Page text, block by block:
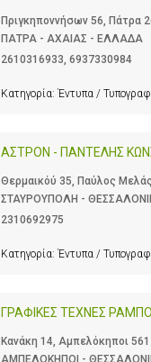
Πριγκηποννήσων 56, Πάτρα
ΠΑΤΡΑ - ΑΧΑΙΑΣ - ΕΛΛΑΔΑ
2610316933 6937330984
Κατηγορία: Έντυπα /
ΑΣΤΡΟΝ - ΠΑΝΤΕΛΗΣ
Θερμαικόύ 35, Παύλος
ΣΤΑΥΡΟΥΠΟΛΗ -
2310692975
Κατηγορία: Έντυπα /
ΓΡΑΦΙΚΕΣ ΤΕΧΝΕΣ
Κανάκη 14, Αμπελόκηποι
ΑΜΠΕΛΟΚΗΠΟΙ -